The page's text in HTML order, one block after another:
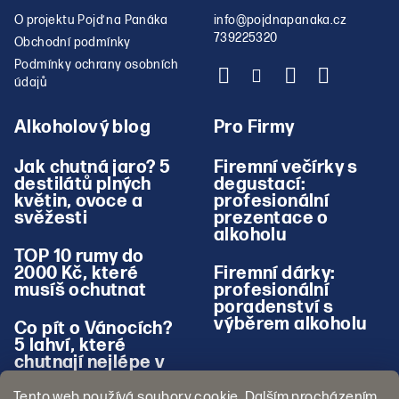
O projektu Pojď na Panáka
Obchodní podmínky
Podmínky ochrany osobních
údajů
info@pojdnapanaka.cz
739225320
Alkoholový blog
Jak chutná jaro? 5
destilátů plných
květin, ovoce a
svěžesti
TOP 10 rumy do
2000 Kč, které
musíš ochutnat
Co pít o Vánocích?
5 lahví, které
chutnají nejlépe v
Pro Firmy
Firemní večírky s
degustací:
profesionální
prezentace o
alkoholu
Firemní dárky:
profesionální
poradenství s
výběrem alkoholu